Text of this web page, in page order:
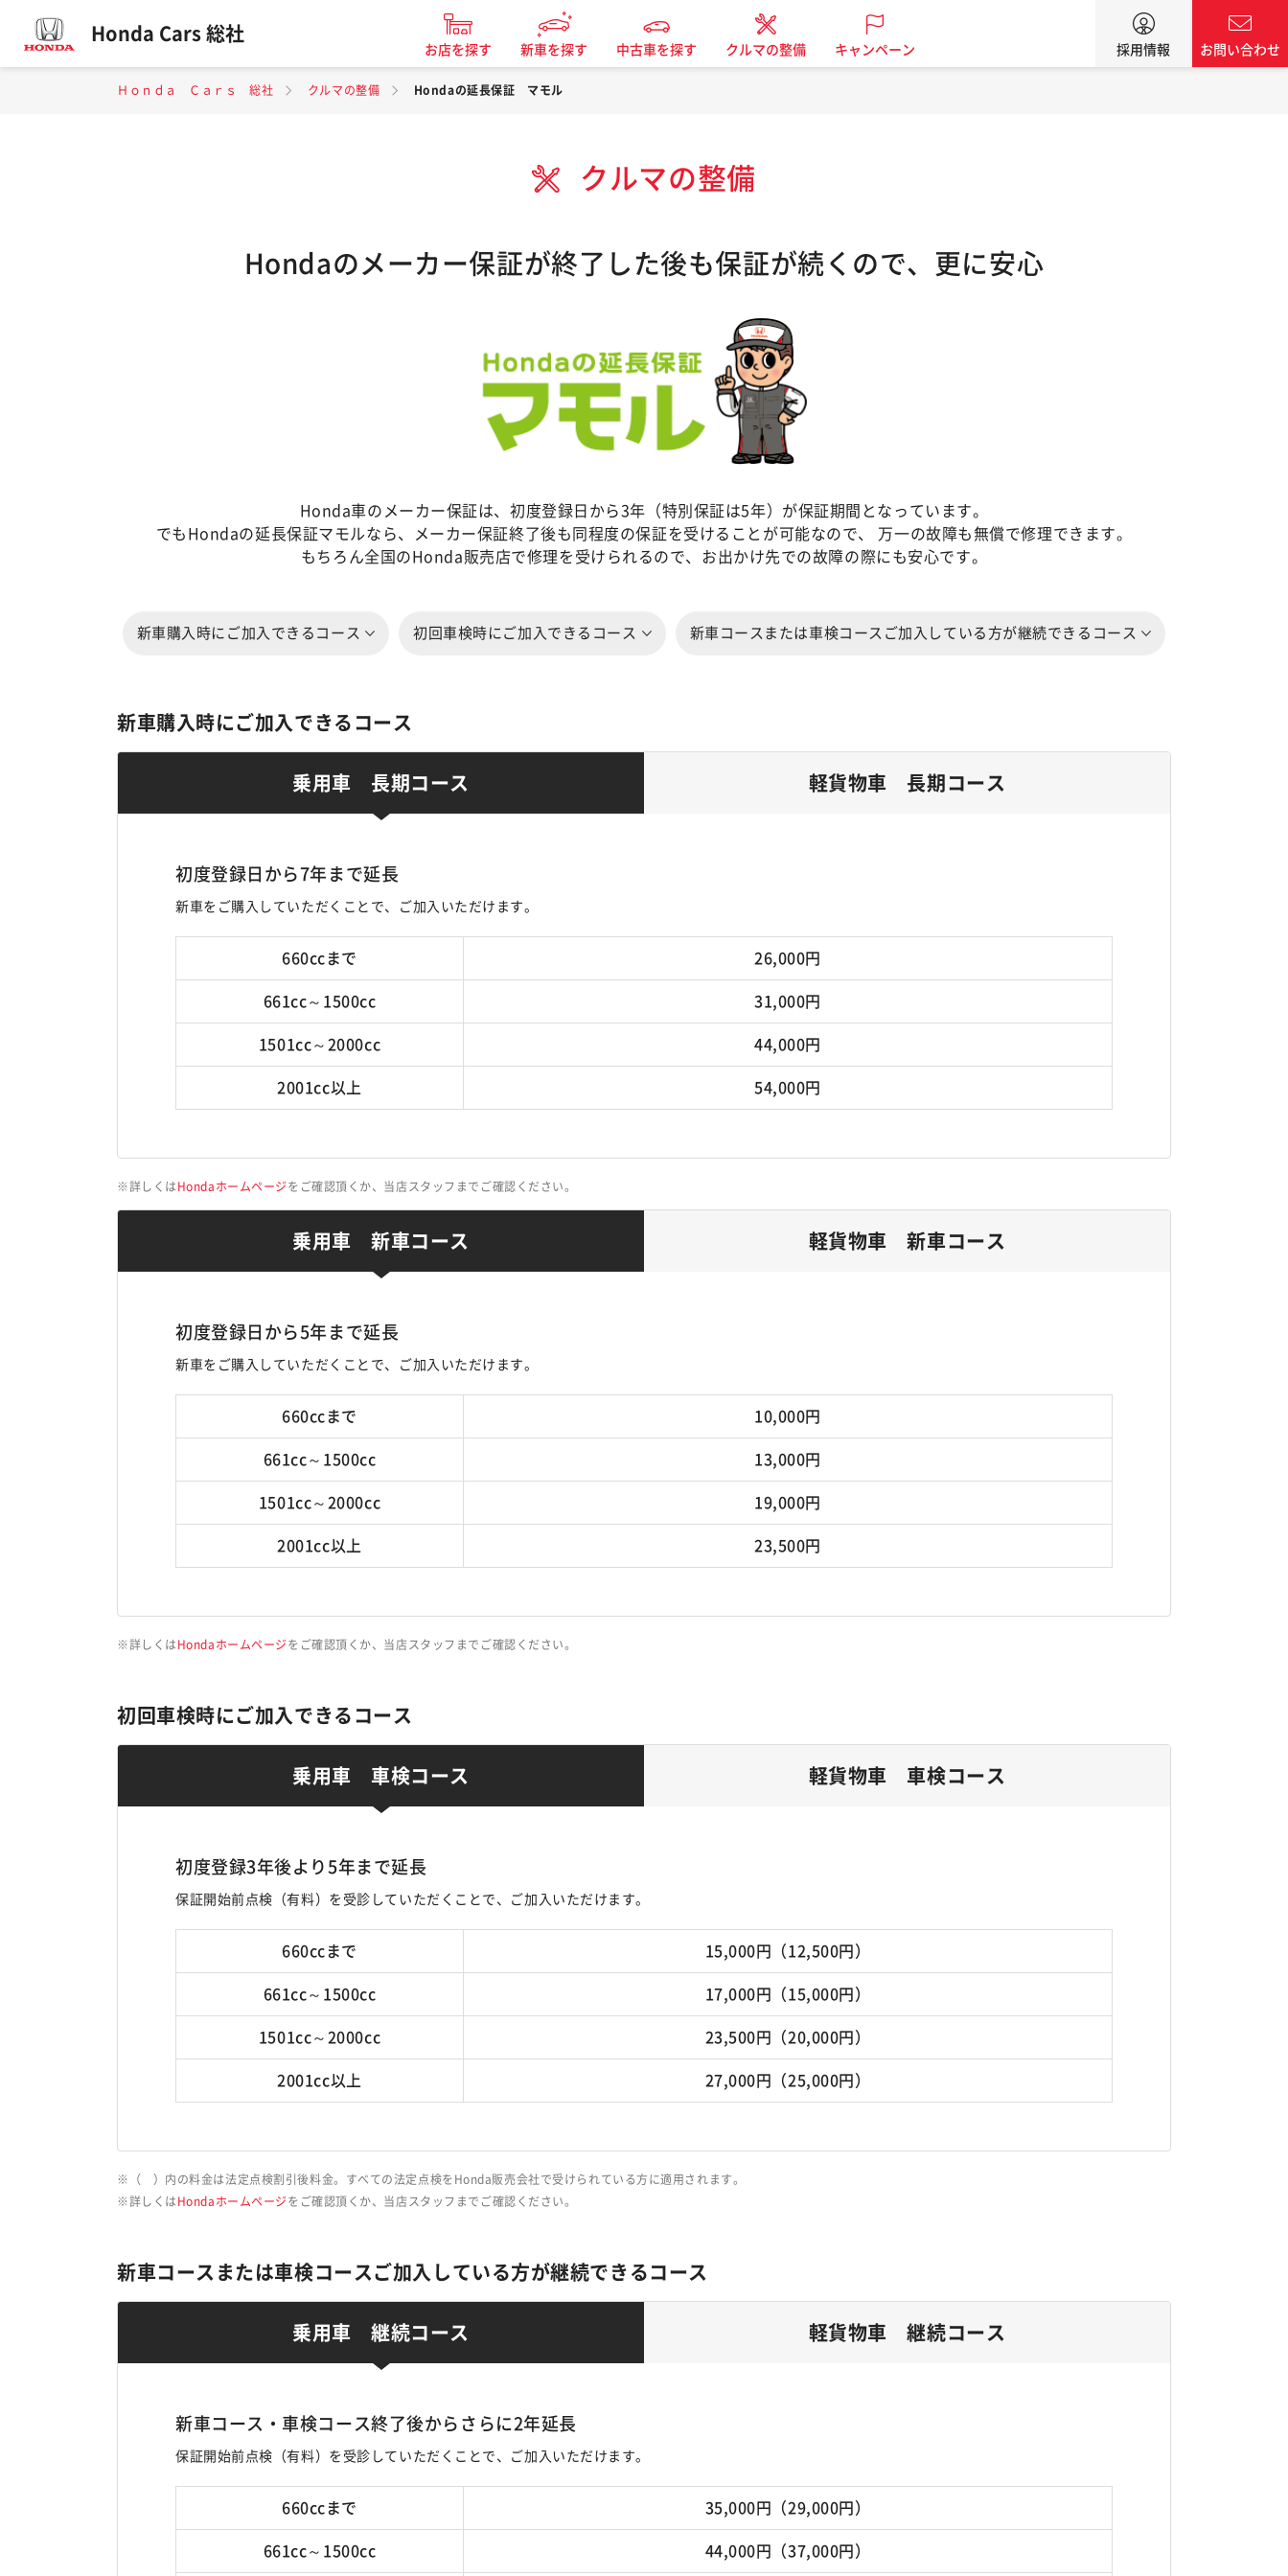
Honda Cars 総社
お店を探す 新車を探す 中古車を探す クルマの整備 キャンペーン 採用情報 お問い合わせ
Ｈｏｎｄａ Ｃａｒｓ 総社 クルマの整備 Hondaの延長保証 マモル
クルマの整備
Hondaのメーカー保証が終了した後も保証が続くので、更に安心
Honda車のメーカー保証は、初度登録日から3年（特別保証は5年）が保証期間となっています。
でもHondaの延長保証マモルなら、メーカー保証終了後も同程度の保証を受けることが可能なので、 万一の故障も無償で修理できます。
もちろん全国のHonda販売店で修理を受けられるので、お出かけ先での故障の際にも安心です。
新車購入時にご加入できるコース 初回車検時にご加入できるコース 新車コースまたは車検コースご加入している方が継続できるコース
新車購入時にご加入できるコース
乗用車 長期コース 軽貨物車 長期コース
初度登録日から7年まで延長
新車をご購入していただくことで、ご加入いただけます。
660ccまで 26,000円
661cc～1500cc 31,000円
1501cc～2000cc 44,000円
2001cc以上 54,000円
詳しくは Hondaホームページをご確認頂くか、当店スタッフまでご確認ください。
乗用車 新車コース 軽貨物車 新車コース
初度登録日から5年まで延長
新車をご購入していただくことで、ご加入いただけます。
660ccまで 10,000円
661cc～1500cc 13,000円
1501cc～2000cc 19,000円
2001cc以上 23,500円
詳しくは Hondaホームページをご確認頂くか、当店スタッフまでご確認ください。
初回車検時にご加入できるコース
乗用車 車検コース 軽貨物車 車検コース
初度登録3年後より5年まで延長
保証開始前点検（有料）を受診していただくことで、ご加入いただけます。
660ccまで 15,000円（12,500円）
661cc～1500cc 17,000円（15,000円）
1501cc～2000cc 23,500円（20,000円）
2001cc以上 27,000円（25,000円）
（ ）内の料金は法定点検割引後料金。すべての法定点検をHonda販売会社で受けられている方に適用されます。
詳しくは Hondaホームページをご確認頂くか、当店スタッフまでご確認ください。
新車コースまたは車検コースご加入している方が継続できるコース
乗用車 継続コース 軽貨物車 継続コース
新車コース・車検コース終了後からさらに2年延長
保証開始前点検（有料）を受診していただくことで、ご加入いただけます。
660ccまで 35,000円（29,000円）
661cc～1500cc 44,000円（37,000円）